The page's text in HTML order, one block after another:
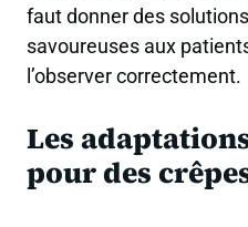
faut donner des
savoureuses aux
l’observer correctement.
Les
pour des